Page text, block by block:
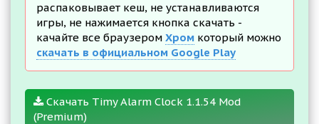
распаковывает кеш, не устанавливаются
игры, не нажимается кнопка скачать -
качайте все браузером Хром который можно
скачать в официальном Google Play
Скачать Timy Alarm Clock 1.1.54 Mod
(Premium)